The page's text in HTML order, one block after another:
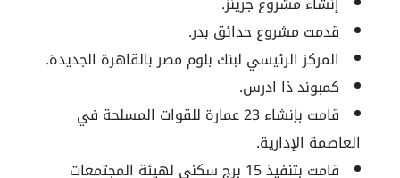
قدمت مشروع حدائق بدر.
المركز الرئيسي لبنك بلوم مصر بالقاهرة الجديدة.
كمبوند ذا ادرس.
قامت بإنشاء 23 عمارة للقوات المسلحة في
العاصمة الإدارية.
قامت بتنفيذ 15 برج سكني لهيئة المجتمعات